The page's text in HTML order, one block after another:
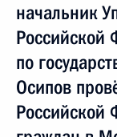
начальник
Российской
по
Осипов
Российской